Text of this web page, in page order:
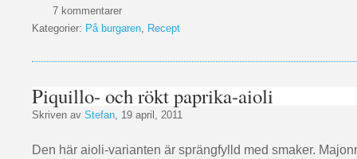
7 kommentarer
Kategorier: På burgaren, Recept
Piquillo- och rökt paprika-aioli
Skriven av Stefan, 19 april, 2011
Den här aioli-varianten är sprängfylld med smaker.